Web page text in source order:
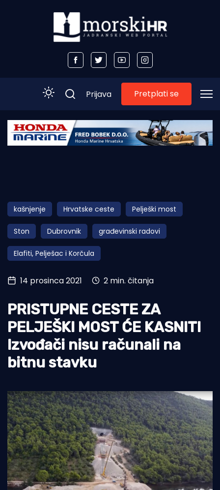
Početna
Obala
Otoci
Turizam i nautika
Pomorstvo
Ribolov
Tradicija i kultura
Prijava Pretplati se
kašnjenje Hrvatske ceste Pelješki most
Ston Dubrovnik građevinski radovi
Elafiti, Pelješac i Korčula
14 prosinca 2021 2 min. čitanja
PRISTUPNE CESTE ZA
PELJEŠKI MOST ĆE KASNITI
Izvođači nisu računali na
bitnu stavku